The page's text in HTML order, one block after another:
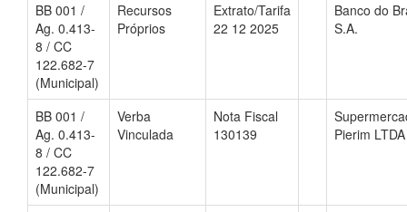
BB 001 /
Ag. 0.413-
8 / CC
122.682-7
(Municipal)
Recursos
Próprios
Extrato/Tarifa
22 12 2025
Banco do
S.A.
BB 001 /
Ag. 0.413-
8 / CC
122.682-7
(Municipal)
Verba
Vinculada
Nota Fiscal
130139
Pierim LTDA